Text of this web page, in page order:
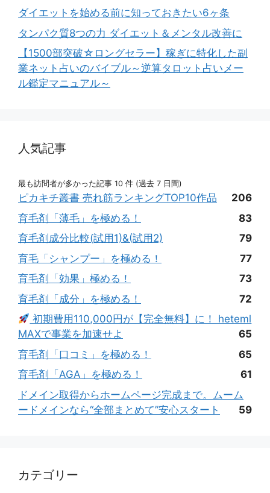
ダイエットを始める前に知っておきたい6ヶ条
タンパク質8つの力 ダイエット＆メンタル改善に
【1500部突破☆ロングセラー】稼ぎに特化した副
業ネット占いのバイブル～逆算タロット占いメー
ル鑑定マニュアル～
人気記事
最も訪問者が多かった記事 10 件 (過去 7 日間)
ピカキチ叢書 売れ筋ランキングTOP10作品
206
育毛剤「薄毛」を極める！
83
育毛剤成分比較(試用1)&(試用2)
79
育毛「シャンプー」を極める！
77
育毛剤「効果」極める！
73
育毛剤「成分」を極める！
72
初期費用110,000円が【完全無料】に！ heteml
MAXで事業を加速せよ
65
育毛剤「口コミ」を極める！
65
育毛剤「AGA」を極める！
61
ドメイン取得からホームページ完成まで。ムーム
ードメインなら“全部まとめて”安心スタート
59
カテゴリー